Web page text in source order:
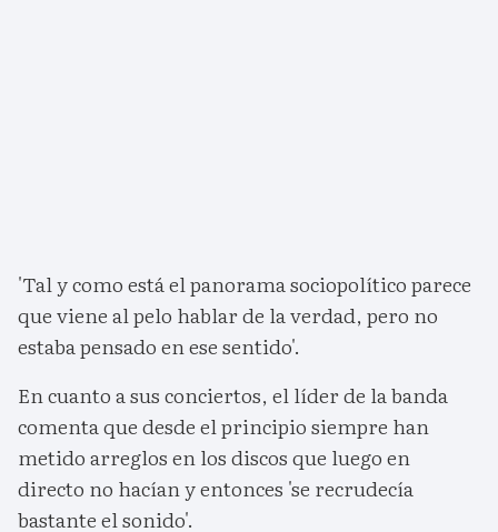
'Tal y como está el panorama sociopolítico parece
que viene al pelo hablar de la verdad, pero no
estaba pensado en ese sentido'.
En cuanto a sus conciertos, el líder de la banda
comenta que desde el principio siempre han
metido arreglos en los discos que luego en
directo no hacían y entonces 'se recrudecía
bastante el sonido'.